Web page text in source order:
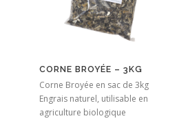
CORNE BROYÉE – 3KG
Corne Broyée en sac de 3kg
Engrais naturel, utilisable en
agriculture biologique